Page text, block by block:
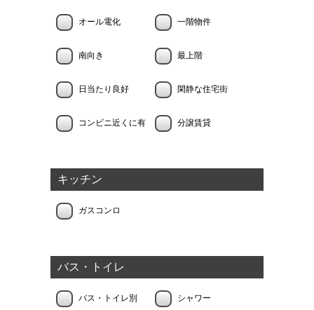
オール電化 一階物件
南向き 最上階
日当たり良好 閑静な住宅街
コンビニ近くに有 分譲賃貸
キッチン
ガスコンロ
バス・トイレ
バス・トイレ別 シャワー